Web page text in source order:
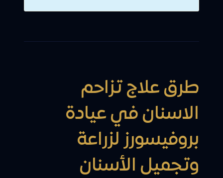
طرق علاج تزاحم
الاسنان في عيادة
بروفيسورز لزراعة
وتجميل الأسنان